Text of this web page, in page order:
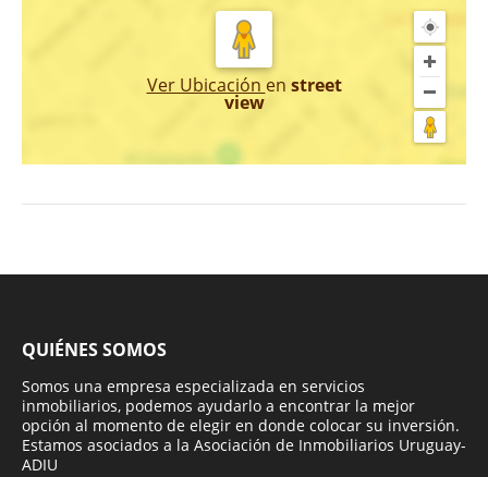
Ver Ubicación en street
view
QUIÉNES SOMOS
Somos una empresa especializada en servicios
inmobiliarios, podemos ayudarlo a encontrar la mejor
opción al momento de elegir en donde colocar su inversión.
Estamos asociados a la Asociación de Inmobiliarios Uruguay-
ADIU